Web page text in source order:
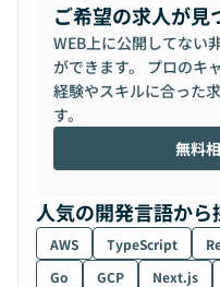
ご希望の求人が見
WEB上に公開してない
ができます。 プロのキ
経験やスキルに合った
す。
無料
人気の開発言語から
AWS TypeScript
Go
GCP Next.js